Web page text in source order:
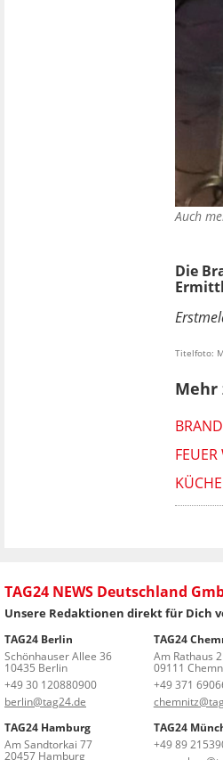
Auch
Die
Titelfoto:
Mehr
TAG24 NEWS Deutschland
Unsere Redaktionen direkt für Dich
TAG24 Berlin
Schönhauser Allee 36
10435 Berlin
+49 30 120880900
berlin@tag24.de
TAG24
Am Rathaus 2
09111
+49 371
TAG24 Hamburg
Am Sandtorkai 77
20457 Hamburg
TAG24
+49 89